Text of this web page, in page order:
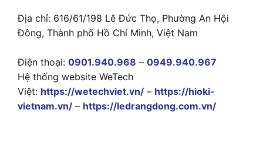
Địa chỉ: 616/61/198 Lê Đức Thọ, Phường An Hội
Đông, Thành phố Hồ Chí Minh, Việt Nam
Điện thoại: 0901.940.968 – 0949.940.967
Hệ thống website WeTech
Việt: https://wetechviet.vn/ – https://hioki-
vietnam.vn/ – https://ledrangdong.com.vn/